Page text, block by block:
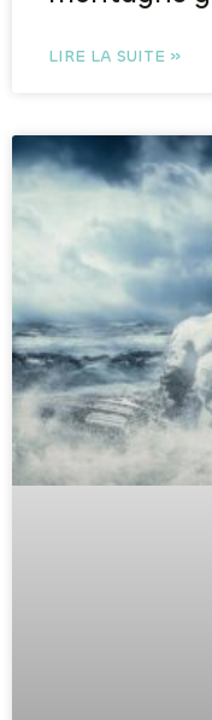
LIRE LA SUITE »